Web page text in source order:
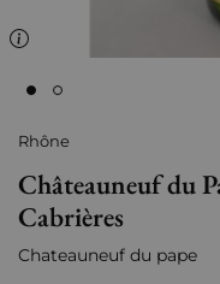
Rhône
Châteauneuf du
Cabrières
Chateauneuf du pape